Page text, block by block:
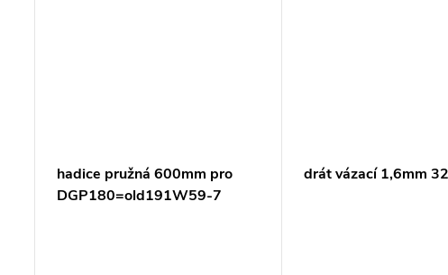
hadice pružná 600mm pro
DGP180=old191W59-7
drát vázací 1,6mm